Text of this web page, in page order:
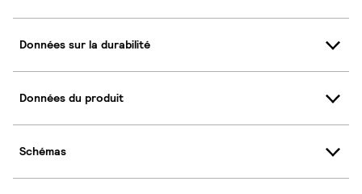
Données sur la durabilité
Données du produit
Schémas